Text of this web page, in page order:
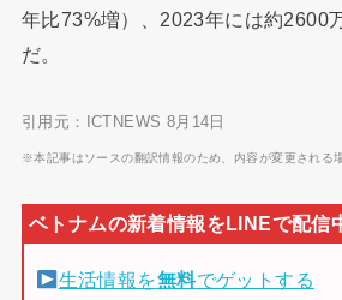
年比73%増）、2023年には約2600
だ。
引用元：ICTNEWS 8月14日
※本記事はソースの翻訳情報のため、内容が変更される
生活情報を無料でゲットする